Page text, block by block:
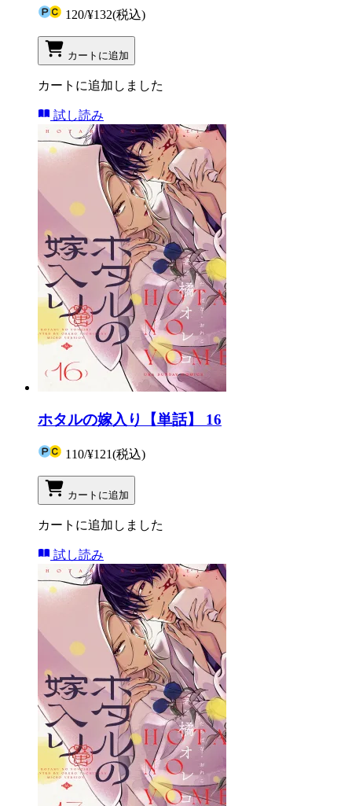
120/¥132(税込)
カートに追加
カートに追加しました
試し読み
ホタルの嫁入り【単話】 16
110/¥121(税込)
カートに追加
カートに追加しました
試し読み